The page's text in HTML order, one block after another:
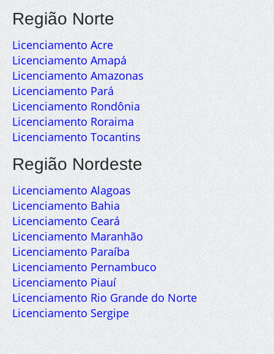
Região Norte
Licenciamento Acre
Licenciamento Amapá
Licenciamento Amazonas
Licenciamento Pará
Licenciamento Rondônia
Licenciamento Roraima
Licenciamento Tocantins
Região Nordeste
Licenciamento Alagoas
Licenciamento Bahia
Licenciamento Ceará
Licenciamento Maranhão
Licenciamento Paraíba
Licenciamento Pernambuco
Licenciamento Piauí
Licenciamento Rio Grande do Norte
Licenciamento Sergipe